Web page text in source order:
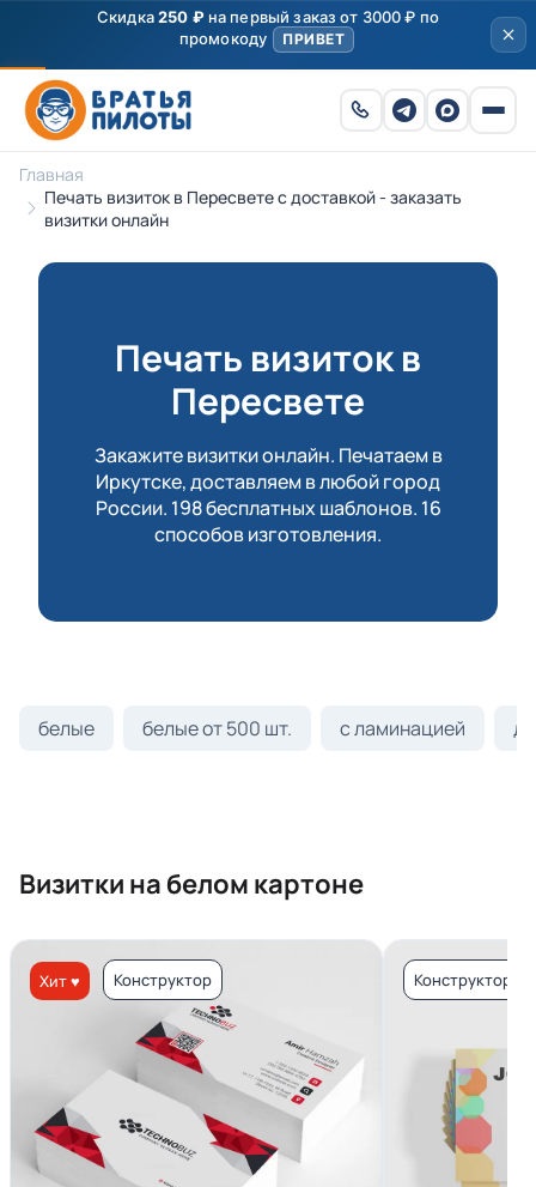
Скидка250 ₽на первый заказ от 3000 ₽ по
промокоду
ПРИВЕТ
Главная
Печать визиток в Пересвете с доставкой - заказать
визитки онлайн
Печать визиток в
Пересвете
Закажите визитки онлайн. Печатаем в
Иркутске, доставляем в любой город
России. 198 бесплатных шаблонов. 16
способов изготовления.
белые белые от 500 шт. с ламинацией
Визитки на белом картоне
Хит ♥ Конструктор Конструктор